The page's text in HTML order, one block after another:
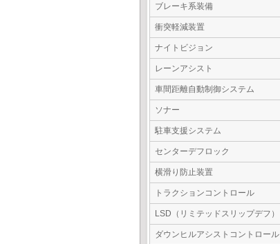
ブレーキ系装備
衝突軽減装置
ナイトビジョン
レーンアシスト
車間距離自動制御システム
ソナー
駐車支援システム
センターデフロック
横滑り防止装置
トラクションコントロール
LSD（リミテッドスリップデフ）
ダウンヒルアシストコントロール